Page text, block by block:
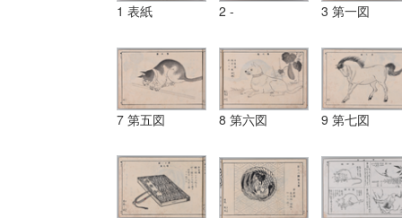
1 表紙 2 - 3 第一図
7 第五図 8 第六図 9 第七図